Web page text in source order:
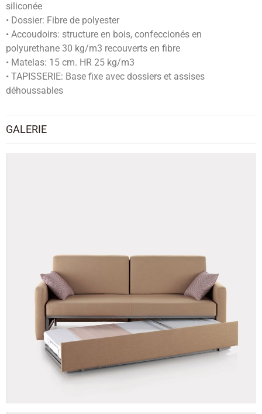
siliconée
• Dossier: Fibre de polyester
• Accoudoirs: structure en bois, confeccionés en
polyurethane 30 kg/m3 recouverts en fibre
• Matelas: 15 cm. HR 25 kg/m3
• TAPISSERIE: Base fixe avec dossiers et assises
déhoussables
GALERIE